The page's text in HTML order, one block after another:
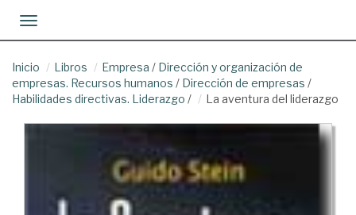
Toggle navigation
Inicio Libros Empresa / Dirección y organización de
empresas. Recursos humanos / Dirección de empresas /
Habilidades directivas. Liderazgo / La aventura del liderazgo